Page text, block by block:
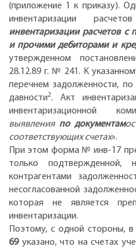
(приложение 1 к приказу).
инвентаризации
инвентаризации расчетов с
и прочими дебиторами и
утвержденном
28.12.89 г. № 241. К
перечнем задолженности,
давности2. Акт
инвентаризационной
выявления по документам
соответствующих счетах».
При этом форма № инв-17
только
контрагентами
несогласованной
которая не является
инвентаризации.
Поэтому, с одной стороны, в
69указано, что на счетах